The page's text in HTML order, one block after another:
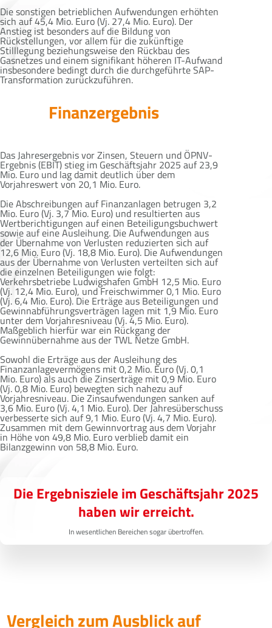
Die sonstigen betrieblichen Aufwendungen erhöhten
sich auf 45,4 Mio. Euro (Vj. 27,4 Mio. Euro). Der
Anstieg ist besonders auf die Bildung von
Rückstellungen, vor allem für die zukünftige
Stilllegung beziehungsweise den Rückbau des
Gasnetzes und einem signifikant höheren IT-Aufwand
insbesondere bedingt durch die durchgeführte SAP-
Transformation zurückzuführen.
Finanzergebnis
Das Jahresergebnis vor Zinsen, Steuern und ÖPNV-
Ergebnis (EBIT) stieg im Geschäftsjahr 2025 auf 23,9
Mio. Euro und lag damit deutlich über dem
Vorjahreswert von 20,1 Mio. Euro.
Die Abschreibungen auf Finanzanlagen betrugen 3,2
Mio. Euro (Vj. 3,7 Mio. Euro) und resultierten aus
Wertberichtigungen auf einen Beteiligungsbuchwert
sowie auf eine Ausleihung. Die Aufwendungen aus
der Übernahme von Verlusten reduzierten sich auf
12,6 Mio. Euro (Vj. 18,8 Mio. Euro). Die Aufwendungen
aus der Übernahme von Verlusten verteilten sich auf
die einzelnen Beteiligungen wie folgt:
Verkehrsbetriebe Ludwigshafen GmbH 12,5 Mio. Euro
(Vj. 12,4 Mio. Euro), und Freischwimmer 0,1 Mio. Euro
(Vj. 6,4 Mio. Euro). Die Erträge aus Beteiligungen und
Gewinnabführungsverträgen lagen mit 1,9 Mio. Euro
unter dem Vorjahresniveau (Vj. 4,5 Mio. Euro).
Maßgeblich hierfür war ein Rückgang der
Gewinnübernahme aus der TWL Netze GmbH.
Sowohl die Erträge aus der Ausleihung des
Finanzanlagevermögens mit 0,2 Mio. Euro (Vj. 0,1
Mio. Euro) als auch die Zinserträge mit 0,9 Mio. Euro
(Vj. 0,8 Mio. Euro) bewegten sich nahezu auf
Vorjahresniveau. Die Zinsaufwendungen sanken auf
3,6 Mio. Euro (Vj. 4,1 Mio. Euro). Der Jahresüberschuss
verbesserte sich auf 9,1 Mio. Euro (Vj. 4,7 Mio. Euro).
Zusammen mit dem Gewinnvortrag aus dem Vorjahr
in Höhe von 49,8 Mio. Euro verblieb damit ein
Bilanzgewinn von 58,8 Mio. Euro.
Die Ergebnisziele im Geschäftsjahr 2025
haben wir erreicht.
In wesentlichen Bereichen sogar übertroffen.
Vergleich zum Ausblick auf